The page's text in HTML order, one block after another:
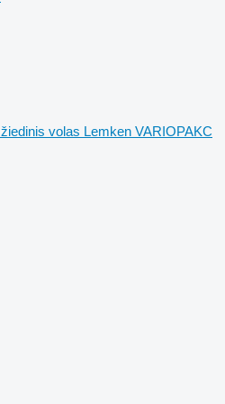
žiedinis volas Lemken VARIOPAKC